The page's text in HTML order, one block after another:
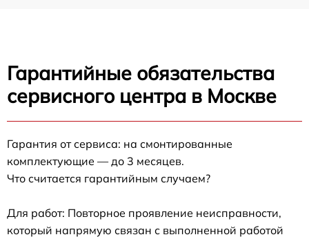
Гарантийные обязательства
сервисного центра в Москве
Гарантия от сервиса: на смонтированные
комплектующие — до 3 месяцев.
Что считается гарантийным случаем?
Для работ: Повторное проявление неисправности,
который напрямую связан с выполненной работой